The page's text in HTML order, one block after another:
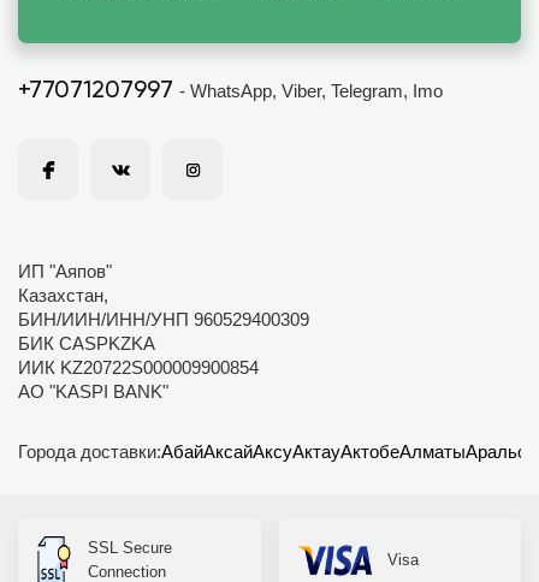
+77071207997 - WhatsApp, Viber, Telegram, Imo
ИП "Аяпов"
Казахстан,
БИН/ИИН/ИНН/УНП 960529400309
БИК CASPKZKA
ИИК KZ20722S000009900854
АО "KASPI BANK"
Города доставки:АбайАксайАксуАктауАктобеАлматыАральск
SSL Secure
Connection
Visa